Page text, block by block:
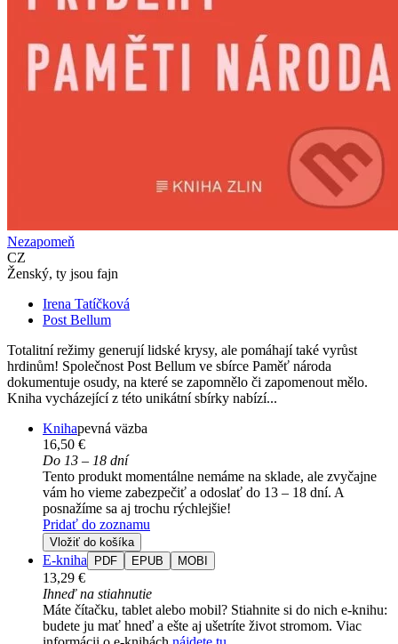
Nezapomeň
CZ
Ženský, ty jsou fajn
Irena Tatíčková
Post Bellum
Totalitní režimy generují lidské krysy, ale pomáhají také vyrůst
hrdinům! Společnost Post Bellum ve sbírce Paměť národa
dokumentuje osudy, na které se zapomnělo či zapomenout mělo.
Kniha vycházející z této unikátní sbírky nabízí...
Knihapevná väzba
16,50 €
Do 13 – 18 dní
Tento produkt momentálne nemáme na sklade, ale zvyčajne
vám ho vieme zabezpečiť a odoslať do 13 – 18 dní. A
posnažíme sa aj trochu rýchlejšie!
Pridať do zoznamu
Vložiť do košíka
E-kniha PDF EPUB MOBI
13,29 €
Ihneď na stiahnutie
Máte čítačku, tablet alebo mobil? Stiahnite si do nich e-knihu:
budete ju mať hneď a ešte aj ušetríte život stromom. Viac